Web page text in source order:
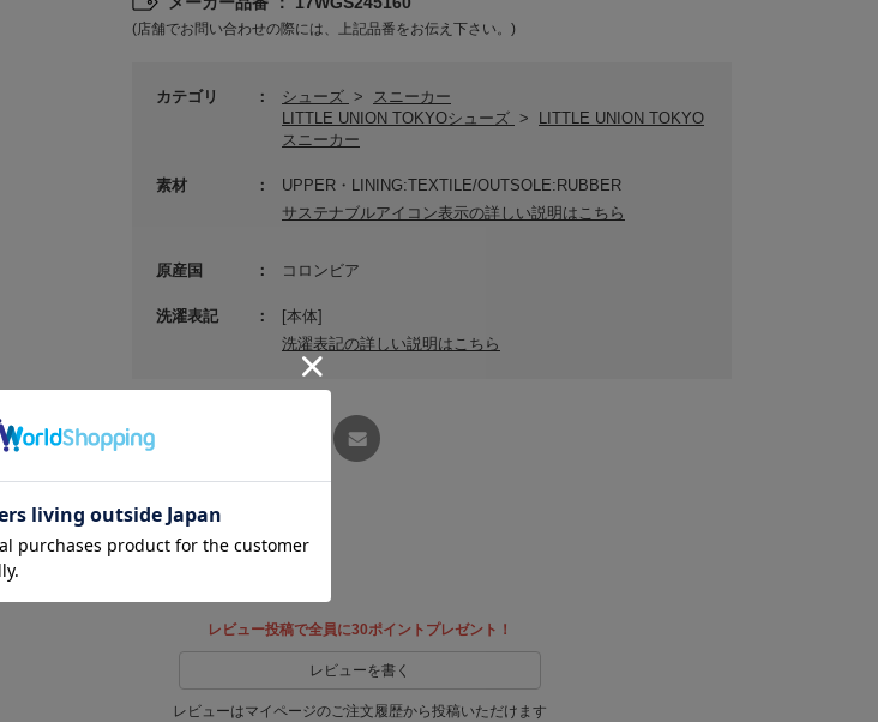
(店舗でお問い合わせの際には、上記品番をお伝え下さい。)
カテゴリ シューズ >
スニーカー
LITTLE UNION TOKYOシューズ >
LITTLE UNION TOKYO
スニーカー
素材
UPPER・LINING:TEXTILE/OUTSOLE:RUBBER
サステナブルアイコン表示の詳しい説明はこちら
原産国 コロンビア
洗濯表記
[本体]
洗濯表記の詳しい説明はこちら
SHARE
レビュー投稿で全員に30ポイントプレゼント！
レビューを書く
レビューはマイページのご注文履歴から投稿いただけます